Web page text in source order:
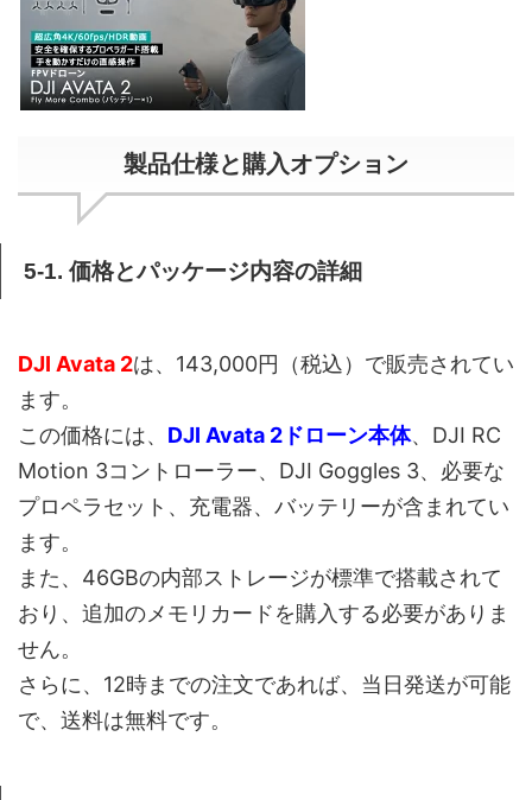
製品仕様と購入オプション
5-1. 価格とパッケージ内容の詳細
DJI Avata 2は、143,000円（税込）で販売されてい
ます。
この価格には、 DJI Avata 2ドローン本体、DJI RC
Motion 3コントローラー、DJI Goggles 3、必要な
プロペラセット、充電器、バッテリーが含まれてい
ます。
また、46GBの内部ストレージが標準で搭載されて
おり、追加のメモリカードを購入する必要がありま
せん。
さらに、12時までの注文であれば、当日発送が可能
で、送料は無料です。